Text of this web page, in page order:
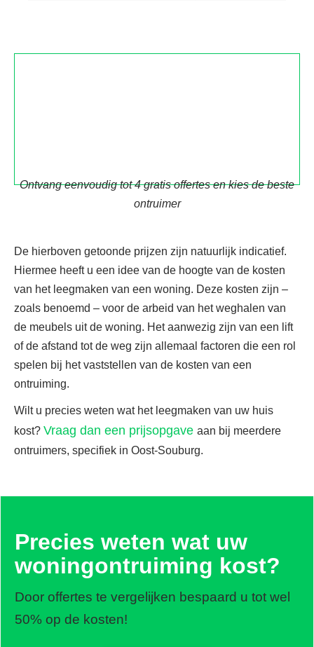
Ontvang eenvoudig tot 4 gratis offertes en kies de beste
ontruimer
De hierboven getoonde prijzen zijn natuurlijk indicatief.
Hiermee heeft u een idee van de hoogte van de kosten
van het leegmaken van een woning. Deze kosten zijn –
zoals benoemd – voor de arbeid van het weghalen van
de meubels uit de woning. Het aanwezig zijn van een lift
of de afstand tot de weg zijn allemaal factoren die een rol
spelen bij het vaststellen van de kosten van een
ontruiming.
Wilt u precies weten wat het leegmaken van uw huis
kost? Vraag dan een prijsopgave aan bij meerdere
ontruimers, specifiek in Oost-Souburg.
Precies weten wat uw
woningontruiming kost?
Door offertes te vergelijken bespaard u tot wel
50% op de kosten!